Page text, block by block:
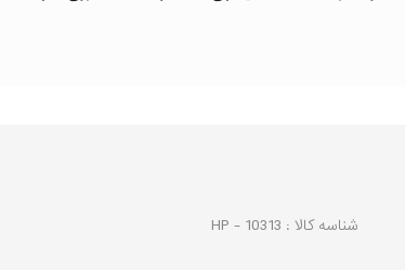
شناسه کالا : HP - 10313